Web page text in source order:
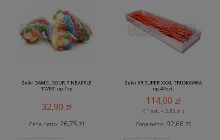
Żelki DAMEL SOUR PINEAPPLE
TWIST op.1kg
32,90 zł
Cena netto: 26,75 zł
Żelki KR SUPER XXXL TRUSKAWKA
op.40szt.
114,00 zł
( 1 szt. = 2,85 zł )
Cena netto: 92,68 zł